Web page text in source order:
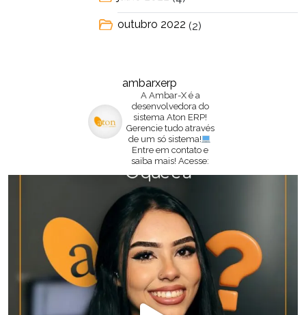
outubro 2022 (2)
ambarxerp
A Ambar-X é a
desenvolvedora do
sistema Aton ERP!
Gerencie tudo através
de um só sistema!
Entre em contato e
saiba mais! Acesse: